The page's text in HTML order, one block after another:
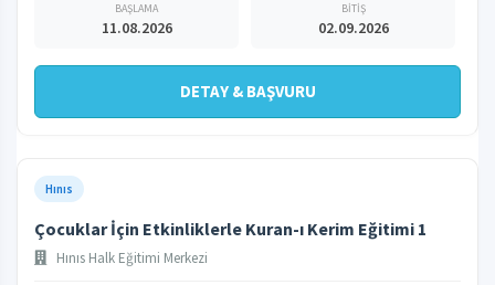
BAŞLAMA
11.08.2026
BİTİŞ
02.09.2026
DETAY & BAŞVURU
Hınıs
Çocuklar İçin Etkinliklerle Kuran-ı Kerim Eğitimi 1
Hınıs Halk Eğitimi Merkezi